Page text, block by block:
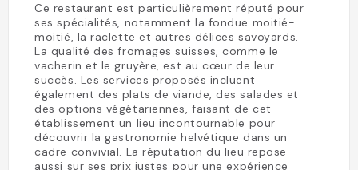
Ce restaurant est particulièrement réputé pour
ses spécialités, notamment la fondue moitié-
moitié, la raclette et autres délices savoyards.
La qualité des fromages suisses, comme le
vacherin et le gruyère, est au cœur de leur
succès. Les services proposés incluent
également des plats de viande, des salades et
des options végétariennes, faisant de cet
établissement un lieu incontournable pour
découvrir la gastronomie helvétique dans un
cadre convivial. La réputation du lieu repose
aussi sur ses prix justes pour une expérience